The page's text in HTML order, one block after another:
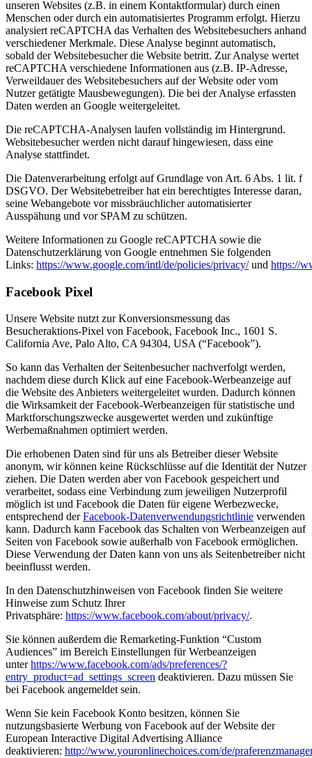
unseren Websites (z.B. in einem Kontaktformular) durch einen
Menschen oder durch ein automatisiertes Programm erfolgt. Hierzu
analysiert reCAPTCHA das Verhalten des Websitebesuchers anhand
verschiedener Merkmale. Diese Analyse beginnt automatisch,
sobald der Websitebesucher die Website betritt. Zur Analyse wertet
reCAPTCHA verschiedene Informationen aus (z.B. IP-Adresse,
Verweildauer des Websitebesuchers auf der Website oder vom
Nutzer getätigte Mausbewegungen). Die bei der Analyse erfassten
Daten werden an Google weitergeleitet.
Die reCAPTCHA-Analysen laufen vollständig im Hintergrund.
Websitebesucher werden nicht darauf hingewiesen, dass eine
Analyse stattfindet.
Die Datenverarbeitung erfolgt auf Grundlage von Art. 6 Abs. 1 lit. f
DSGVO. Der Websitebetreiber hat ein berechtigtes Interesse daran,
seine Webangebote vor missbräuchlicher automatisierter
Ausspähung und vor SPAM zu schützen.
Weitere Informationen zu Google reCAPTCHA sowie die
Datenschutzerklärung von Google entnehmen Sie folgenden
Links: https://www.google.com/intl/de/policies/privacy/und https://
Facebook Pixel
Unsere Website nutzt zur Konversionsmessung das
Besucheraktions-Pixel von Facebook, Facebook Inc., 1601 S.
California Ave, Palo Alto, CA 94304, USA (“Facebook”).
So kann das Verhalten der Seitenbesucher nachverfolgt werden,
nachdem diese durch Klick auf eine Facebook-Werbeanzeige auf
die Website des Anbieters weitergeleitet wurden. Dadurch können
die Wirksamkeit der Facebook-Werbeanzeigen für statistische und
Marktforschungszwecke ausgewertet werden und zukünftige
Werbemaßnahmen optimiert werden.
Die erhobenen Daten sind für uns als Betreiber dieser Website
anonym, wir können keine Rückschlüsse auf die Identität der Nutzer
ziehen. Die Daten werden aber von Facebook gespeichert und
verarbeitet, sodass eine Verbindung zum jeweiligen Nutzerprofil
möglich ist und Facebook die Daten für eigene Werbezwecke,
entsprechend derFacebook-Datenverwendungsrichtlinie verwenden
kann. Dadurch kann Facebook das Schalten von Werbeanzeigen auf
Seiten von Facebook sowie außerhalb von Facebook ermöglichen.
Diese Verwendung der Daten kann von uns als Seitenbetreiber nicht
beeinflusst werden.
In den Datenschutzhinweisen von Facebook finden Sie weitere
Hinweise zum Schutz Ihrer
Privatsphäre: https://www.facebook.com/about/privacy/.
Sie können außerdem die Remarketing-Funktion “Custom
Audiences” im Bereich Einstellungen für Werbeanzeigen
unterhttps://www.facebook.com/ads/preferences/?
entry_product=ad_settings_screen deaktivieren. Dazu müssen Sie
bei Facebook angemeldet sein.
Wenn Sie kein Facebook Konto besitzen, können Sie
nutzungsbasierte Werbung von Facebook auf der Website der
European Interactive Digital Advertising Alliance
deaktivieren: http://www.youronlinechoices.com/de/